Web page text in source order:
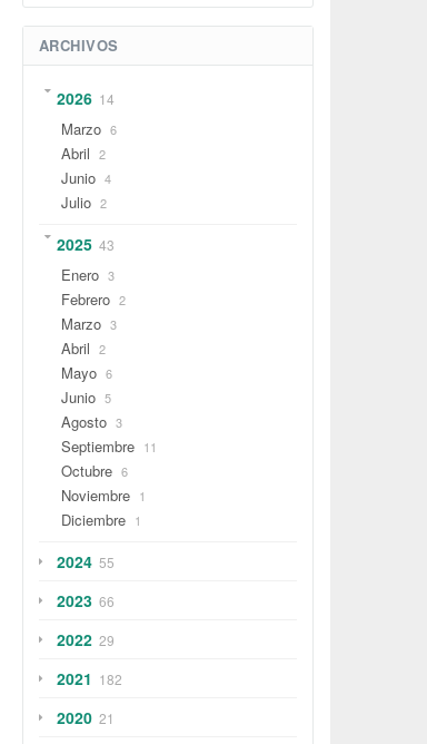
ARCHIVOS
2026 14
Marzo 6
Abril 2
Junio 4
Julio 2
2025 43
Enero 3
Febrero 2
Marzo 3
Abril 2
Mayo 6
Junio 5
Agosto 3
Septiembre 11
Octubre 6
Noviembre 1
Diciembre 1
2024 55
2023 66
2022 29
2021 182
2020 21